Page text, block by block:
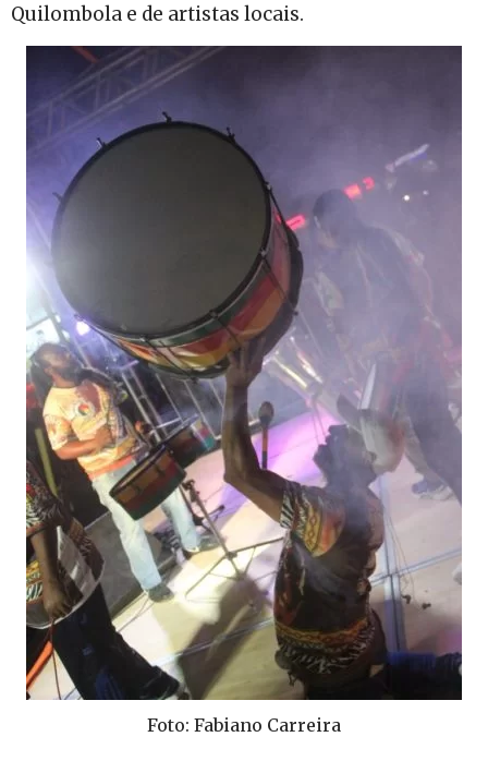
Quilombola e de artistas locais.
Foto: Fabiano Carreira